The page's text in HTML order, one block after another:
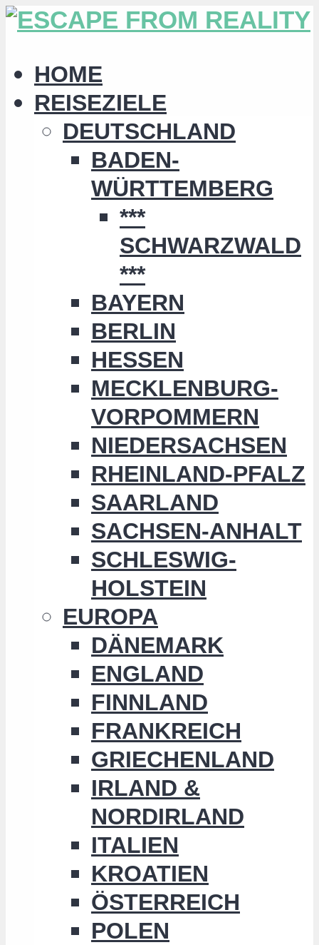
HOME
REISEZIELE
DEUTSCHLAND
BADEN-
WÜRTTEMBERG
***
SCHWARZWALD
***
BAYERN
BERLIN
HESSEN
MECKLENBURG-
VORPOMMERN
NIEDERSACHSEN
RHEINLAND-PFALZ
SAARLAND
SACHSEN-ANHALT
SCHLESWIG-
HOLSTEIN
EUROPA
DÄNEMARK
ENGLAND
FINNLAND
FRANKREICH
GRIECHENLAND
IRLAND &
NORDIRLAND
ITALIEN
KROATIEN
ÖSTERREICH
POLEN